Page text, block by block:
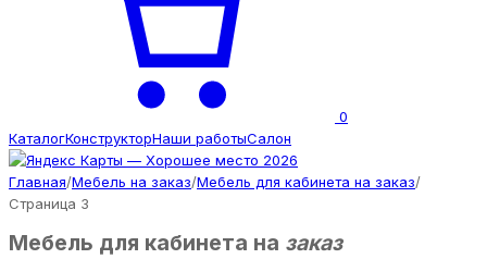
0
КаталогКонструкторНаши работыСалон
Главная/Мебель на заказ/Мебель для кабинета на заказ/
Страница 3
Мебель для кабинета на заказ